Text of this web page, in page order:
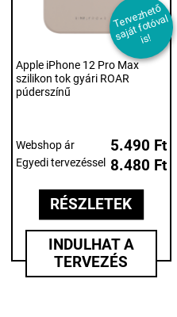
T
er
v
e
z
h
et
ő
s
aj
át f
ot
ó
v
al
i
s!
Apple iPhone 12 Pro Max
szilikon tok gyári ROAR
púderszínű
Webshop ár 5.490 Ft
Egyedi tervezéssel 8.480 Ft
RÉSZLETEK
INDULHAT A
TERVEZÉS